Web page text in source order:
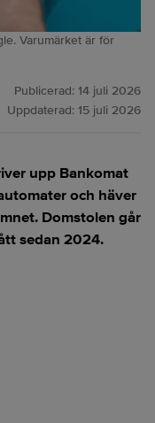
Varumärket är för
Publicerad: 14 juli 2026
Uppdaterad: 15 juli 2026
upp Bankomat
och häver
Domstolen går
sedan 2024.